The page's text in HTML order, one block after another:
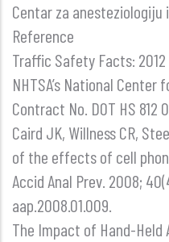
Centar za
Reference
Traffic Safety Facts:
NHTSA’s National
Contract No. DOT HS 812
Caird JK, Willness CR,
of the effects of cell
Accid Anal Prev. 2008;
aap.2008.01.009.
The Impact of Hand-Held